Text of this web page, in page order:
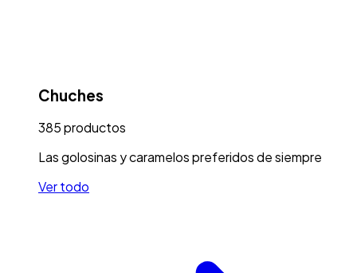
Chuches
385productos
Las golosinas y caramelos preferidos de siempre
Ver todo